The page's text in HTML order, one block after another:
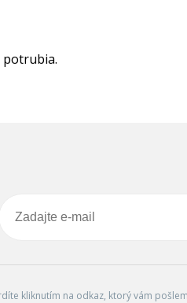
potrubia.
kliknutím na odkaz, ktorý vám